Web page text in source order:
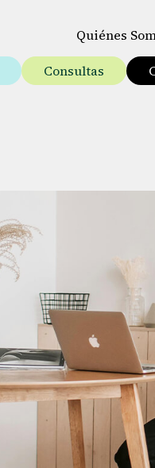
Quiénes
Consultas